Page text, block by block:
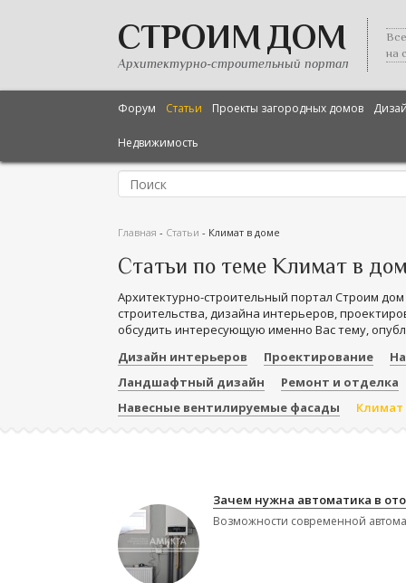
СТРОИМ ДОМ
Архитектурно-строительный портал
на
Форум Статьи Проекты загородных домов
Недвижимость
Главная - Статьи - Климат в доме
Статьи по теме Климат в
Архитектурно-строительный портал Строим
строительства, дизайна интерьеров,
обсудить интересующую именно Вас тему,
Дизайн интерьеров
Проектирование
Ландшафтный дизайн
Ремонт и отделка
Навесные вентилируемые фасады
Климат
Зачем нужна автоматика в
Возможности современной